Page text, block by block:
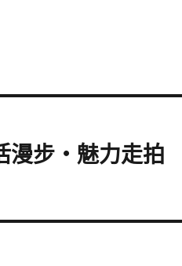
漫步‧魅力走